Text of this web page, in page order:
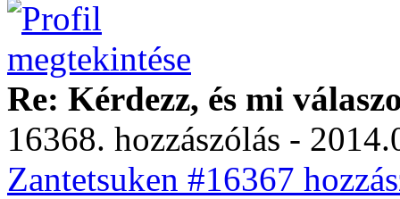
Re: Kérdezz, és mi
16368. hozzászólás -
Zantetsuken #16367